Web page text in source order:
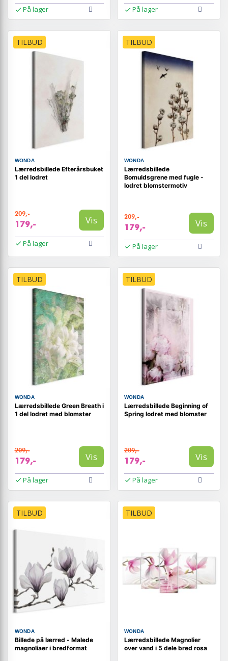
På lager På lager
TILBUD
WONDA
Lærredsbillede Efterårsbuket
1 del lodret
209,-
179,- Vis
På lager
TILBUD
WONDA
Lærredsbillede
Bomuldsgrene med fugle -
lodret blomstermotiv
209,-
179,- Vis
På lager
TILBUD
WONDA
Lærredsbillede Green Breath i
1 del lodret med blomster
209,-
179,- Vis
På lager
TILBUD
WONDA
Lærredsbillede Beginning of
Spring lodret med blomster
209,-
179,- Vis
På lager
TILBUD
WONDA
Billede på lærred - Malede
magnoliaer i bredformat
TILBUD
WONDA
Lærredsbillede Magnolier
over vand i 5 dele bred rosa